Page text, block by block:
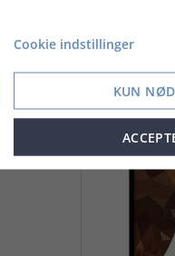
Cookie indstillinger
KUN